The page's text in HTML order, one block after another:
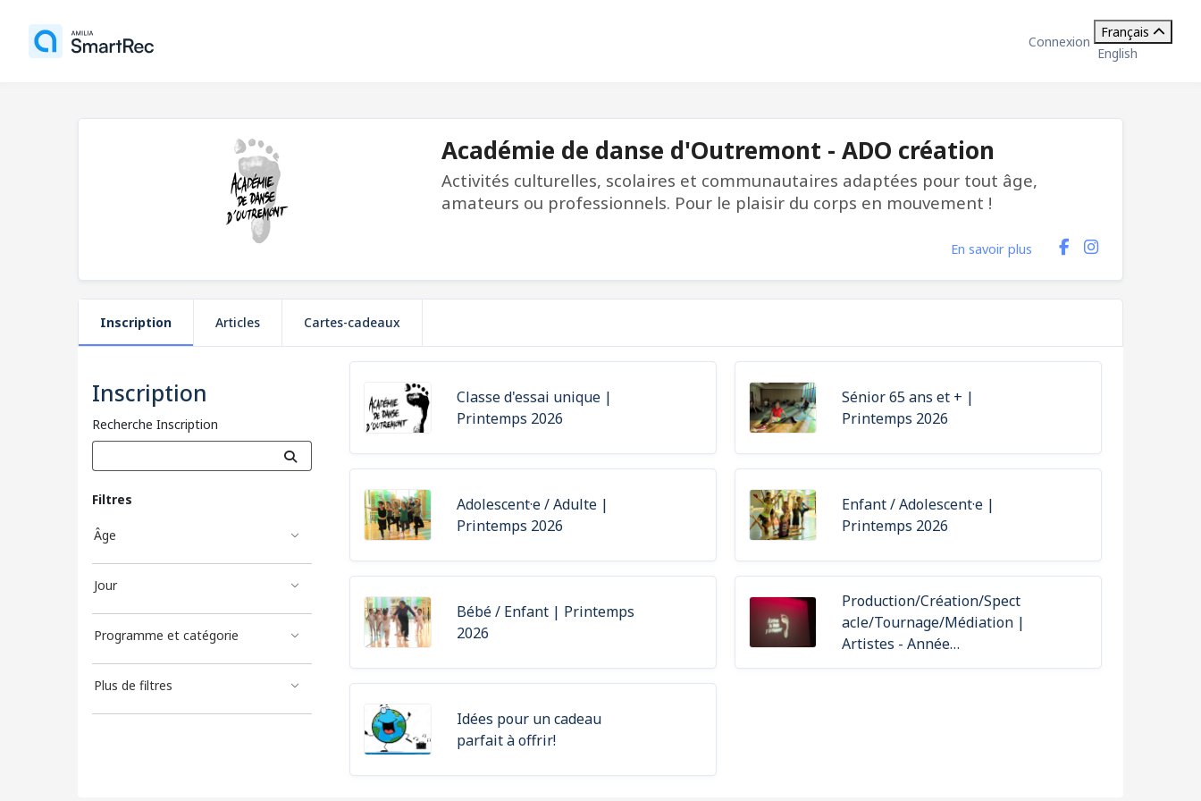
Connexion
Français
English
Académie de danse d'Outremont - ADO création
Activités culturelles, scolaires et communautaires adaptées pour tout âge,
amateurs ou professionnels. Pour le plaisir du corps en mouvement !
En savoir plus
Inscription Articles Cartes-cadeaux
Inscription
Recherche Inscription
Filtres
Âge
Jour
Programme et catégorie
Plus de filtres
Classe d'essai unique |
Printemps 2026
Sénior 65 ans et + |
Printemps 2026
Adolescent·e / Adulte |
Printemps 2026
Enfant / Adolescent·e |
Printemps 2026
Bébé / Enfant | Printemps
2026
Production/Création/Spect
acle/Tournage/Médiation |
Artistes - Année
académique 2026-2027
Idées pour un cadeau
parfait à offrir!